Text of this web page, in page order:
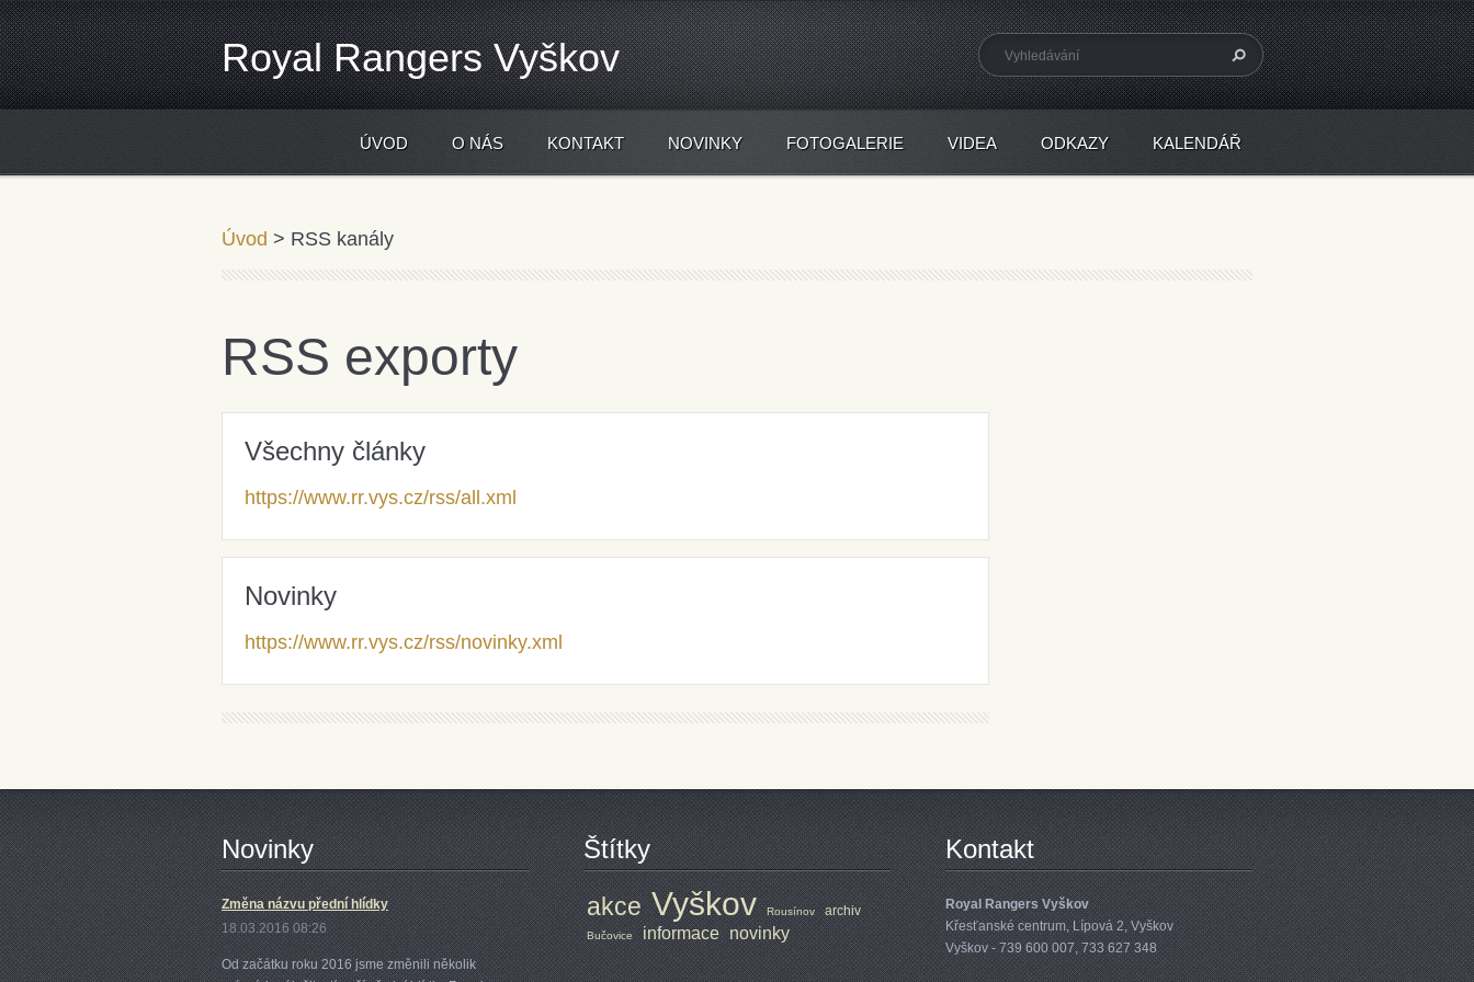
Royal Rangers Vyškov
ÚVOD O NÁS KONTAKT NOVINKY FOTOGALERIE VIDEA ODKAZY KALENDÁŘ
Úvod > RSS kanály
RSS exporty
Všechny články
https://www.rr.vys.cz/rss/all.xml
Novinky
https://www.rr.vys.cz/rss/novinky.xml
Novinky
Změna názvu přední hlídky
18.03.2016 08:26
Od začátku roku 2016 jsme změnili několik
Štítky
akce Vyškov Rousínov archiv
Bučovice informace novinky
Kontakt
Royal Rangers Vyškov
Křesťanské centrum, Lípová 2, Vyškov
Vyškov - 739 600 007, 733 627 348